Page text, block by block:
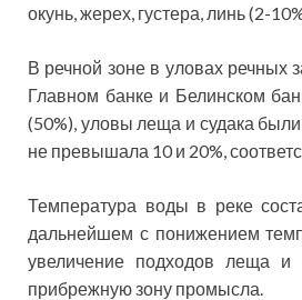
окунь, жерех, густера, линь (2-
В речной зоне в уловах речных
Главном банке и Белинском
(50%), уловы леща и судака
не превышала 10 и 20%,
Температура воды в реке
дальнейшем с понижением
увеличение подходов леща и
прибрежную зону промысла.